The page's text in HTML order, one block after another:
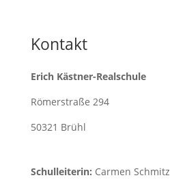
Kontakt
Erich Kästner-Realschule
Römerstraße 294
50321 Brühl
Schulleiterin: Carmen Schmitz